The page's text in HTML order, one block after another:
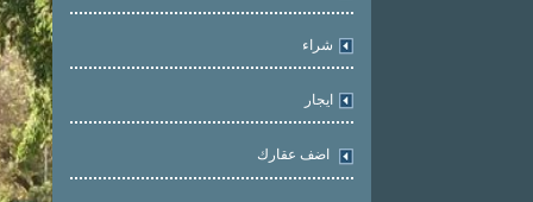
شراء
ايجار
اضف عقارك